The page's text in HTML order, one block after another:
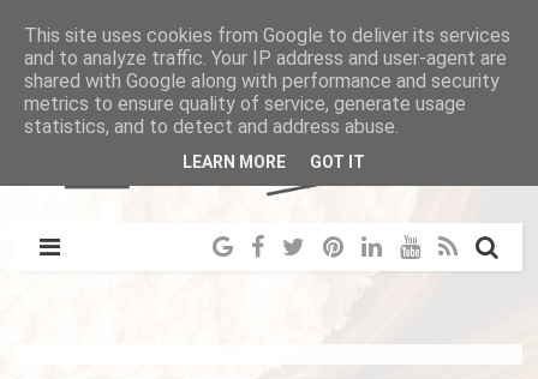
This site uses cookies from Google to deliver its services
and to analyze traffic. Your IP address and user-agent are
shared with Google along with performance and security
metrics to ensure quality of service, generate usage
statistics, and to detect and address abuse.
LEARN MORE GOT IT